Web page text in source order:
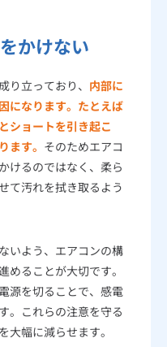
かけない
り立っており、 内部に
になります。たとえば
ショートを引き起こ
ます。 そのためエアコ
けるのではなく、柔ら
て汚れを拭き取るよう
いよう、エアコンの構
めることが大切です。
源を切ることで、感電
。これらの注意を守る
大幅に減らせます。